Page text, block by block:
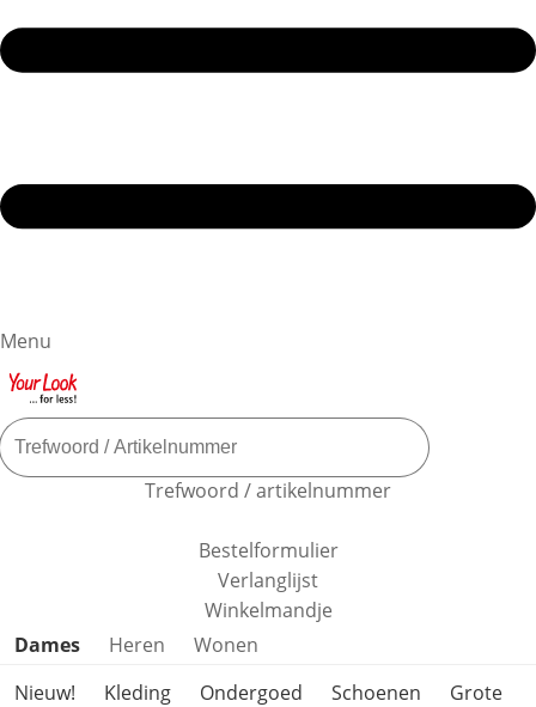
Menu
Trefwoord / artikelnummer
Bestelformulier
Verlanglijst
Winkelmandje
Productcategorieën overslaan
Dames Heren
Wonen
Nieuw!
Kleding Ondergoed Schoenen
Grote